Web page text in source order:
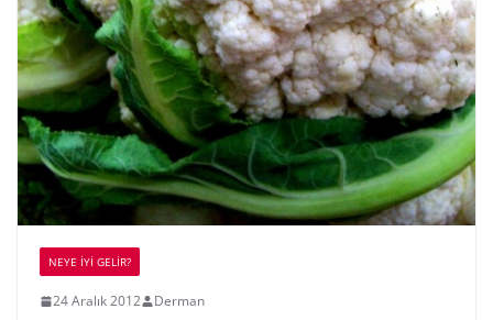
NEYE İYİ GELİR?
24 Aralık 2012 Derman